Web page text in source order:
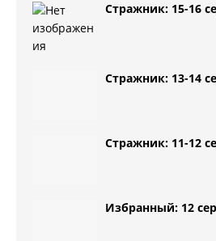
Стражник: 15-16
Стражник: 13-14
Стражник: 11-12
Избранный: 12